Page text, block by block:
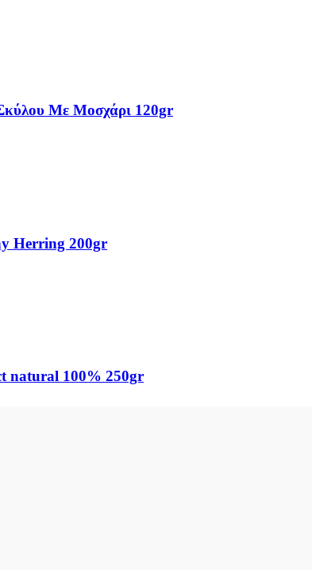
Με Μοσχάρι 120gr
Herring 200gr
natural 100% 250gr